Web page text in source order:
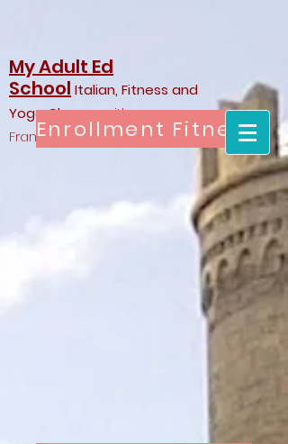
My Adult Ed
School Italian, Fitness and
Yoga Classeswith
Francesca
Enrollment Fitness & Yoga